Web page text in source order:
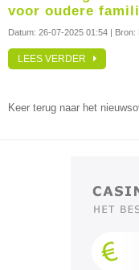
voor oudere
Datum: 26-07-2025 01:54 | Bron:
LEES VERDER
Keer terug naar het